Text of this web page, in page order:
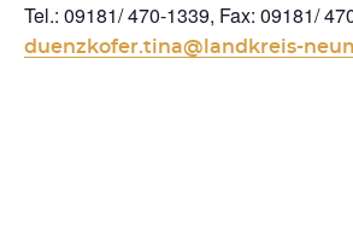
Tel.: 09181/ 470-1339, Fax: 09181/
duenzkofer.tina@landkreis-